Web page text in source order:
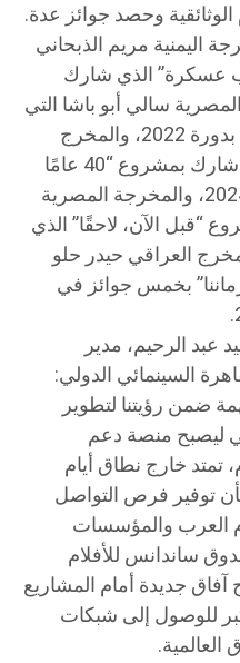
الوثائقية وحصد جوائز عدة.
اليمنية مريم الذبحاني
عسكرة” الذي شارك
المصرية سالي أبو باشا التي
شارك مشروعها “هش” بدورة 2022، والمخرج
العراقي ميثم رضا الذي شارك بمشروع “40 عامًا
من الصمت” في دورة 2024، والمخرجة المصرية
“قبل الآن، لاحقًا” الذي
2024، والمخرج العراقي حيدر حلو
بخمس جوائز في
عبد الرحيم، مدير
السينمائي الدولي:
ضمن رؤيتنا لتطوير
ليصبح منصة دعم
تمتد خارج نطاق أيام
توفير فرص التواصل
العرب والمؤسسات
ساندانس للأفلام
آفاق جديدة أمام المشاريع
للوصول إلى شبكات
العالمية.